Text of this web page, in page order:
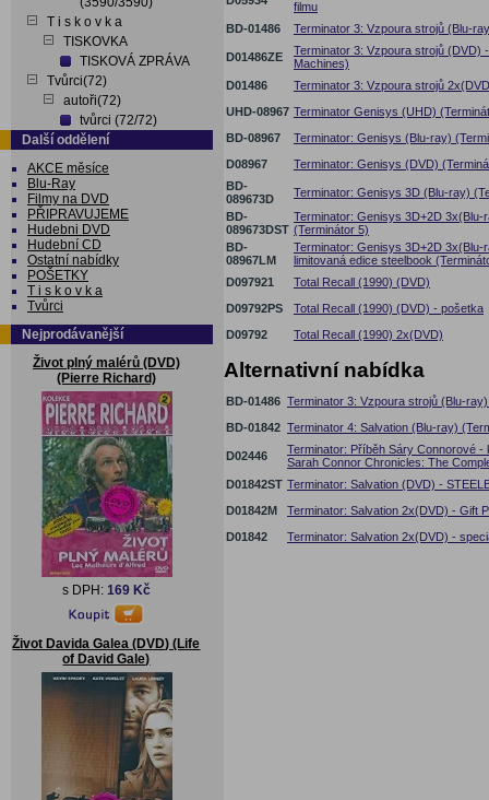
T i s k o v k a
TISKOVKA
TISKOVÁ ZPRÁVA
Tvůrci(72)
autoři(72)
tvůrci (72/72)
Další oddělení
AKCE měsíce
Blu-Ray
Filmy na DVD
PŘIPRAVUJEME
Hudebni DVD
Hudební CD
Ostatní nabídky
POŠETKY
T i s k o v k a
Tvůrci
Nejprodávanější
Život plný malérů (DVD)
(Pierre Richard)
s DPH: 169 Kč
Život Davida Galea (DVD) (Life
of David Gale)
filmu
BD-01486
Terminator 3: Vzpoura strojů (Blu-
D01486ZE
Terminator 3: Vzpoura strojů (DVD)
Machines)
D01486
Terminator 3: Vzpoura strojů
UHD-08967 Terminator Genisys (UHD)
BD-08967
Terminator: Genisys (Blu-ray)
D08967
Terminator: Genisys (DVD)
BD-
089673D
Terminator: Genisys 3D (Blu-ray)
BD-
089673DST
Terminator: Genisys 3D+2D
(Terminátor 5)
BD-
08967LM
Terminator: Genisys 3D+2D
limitovaná edice steelbook
D097921
Total Recall (1990) (DVD)
D09792PS
Total Recall (1990) (DVD) - pošetka
D09792
Total Recall (1990) 2x(DVD)
Alternativní nabídka
BD-01486 Terminator 3: Vzpoura strojů (Blu-
BD-01842 Terminator 4: Salvation (Blu-ray)
D02446
Terminator: Příběh Sáry Connorové
Sarah Connor Chronicles: The
D01842ST Terminator: Salvation (DVD) -
D01842M
Terminator: Salvation 2x(DVD) - Gift
D01842
Terminator: Salvation 2x(DVD) -